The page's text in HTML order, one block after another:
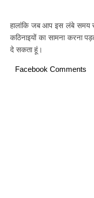
हालांकि जब आप इस लंबे समय
कठिनाइयों का सामना करना
दे सकता हूं।
Facebook Comments